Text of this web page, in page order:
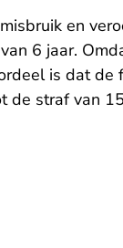
en
6 jaar.
is dat de
de straf van